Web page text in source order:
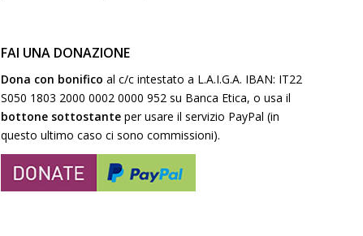
FAI UNA DONAZIONE
Dona con bonifico al c/c intestato a L.A.I.G.A. IBAN: IT22
S050 1803 2000 0002 0000 952 su Banca Etica, o usa il
bottone sottostante per usare il servizio PayPal (in
questo ultimo caso ci sono commissioni).